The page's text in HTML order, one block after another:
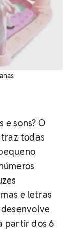
e sons? O
todas
e letras
partir dos 6